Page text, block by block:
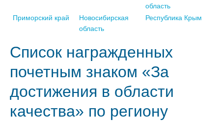
область
Приморский край
Новосибирская
область
Республика Крым
Список награжденных
почетным знаком «За
достижения в области
качества» по региону